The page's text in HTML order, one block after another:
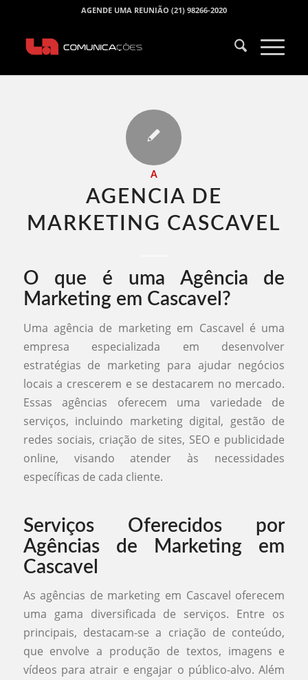
AGENDE UMA REUNIÃO (21) 98266-2020
A
AGENCIA DE
MARKETING CASCAVEL​
O que é uma Agência de
Marketing em Cascavel?
Uma agência de marketing em Cascavel é uma
empresa especializada em desenvolver
estratégias de marketing para ajudar negócios
locais a crescerem e se destacarem no mercado.
Essas agências oferecem uma variedade de
serviços, incluindo marketing digital, gestão de
redes sociais, criação de sites, SEO e publicidade
online, visando atender às necessidades
específicas de cada cliente.
Serviços Oferecidos por
Agências de Marketing em
Cascavel
As agências de marketing em Cascavel oferecem
uma gama diversificada de serviços. Entre os
principais, destacam-se a criação de conteúdo,
que envolve a produção de textos, imagens e
vídeos para atrair e engajar o público-alvo. Além